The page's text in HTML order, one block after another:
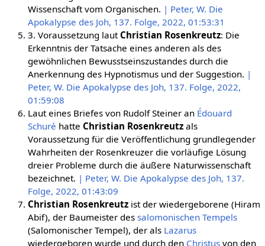
Wissenschaft vom Organischen. | Peter, W. Die
Apokalypse des Joh, 137. Folge, 2022, 01:53:31
3. Voraussetzung laut Christian Rosenkreutz: Die
Erkenntnis der Tatsache eines anderen als des
gewöhnlichen Bewusstseinszustandes durch die
Anerkennung des Hypnotismus und der Suggestion. |
Peter, W. Die Apokalypse des Joh, 137. Folge, 2022,
01:59:08
Laut eines Briefes von Rudolf Steiner an Édouard
Schuré hatte Christian Rosenkreutzals
Voraussetzung für die Veröffentlichung grundlegender
Wahrheiten der Rosenkreuzer die vorläufige Lösung
dreier Probleme durch die äußere Naturwissenschaft
bezeichnet. | Peter, W. Die Apokalypse des Joh, 137.
Folge, 2022, 01:43:09
Christian Rosenkreutzist der wiedergeborene (Hiram
Abif), der Baumeister des salomonischen Tempels
(Salomonischer Tempel), der als Lazarus
wiedergeboren wurde und durch den Christusvon den